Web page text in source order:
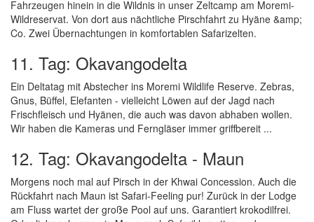
Fahrzeugen hinein in die Wildnis in unser Zeltcamp am Moremi-
Wildreservat. Von dort aus nächtliche Pirschfahrt zu Hyäne &amp;
Co. Zwei Übernachtungen in komfortablen Safarizelten.
11. Tag: Okavangodelta
Ein Deltatag mit Abstecher ins Moremi Wildlife Reserve. Zebras,
Gnus, Büffel, Elefanten - vielleicht Löwen auf der Jagd nach
Frischfleisch und Hyänen, die auch was davon abhaben wollen.
Wir haben die Kameras und Ferngläser immer griffbereit ...
12. Tag: Okavangodelta - Maun
Morgens noch mal auf Pirsch in der Khwai Concession. Auch die
Rückfahrt nach Maun ist Safari-Feeling pur! Zurück in der Lodge
am Fluss wartet der große Pool auf uns. Garantiert krokodilfrei.